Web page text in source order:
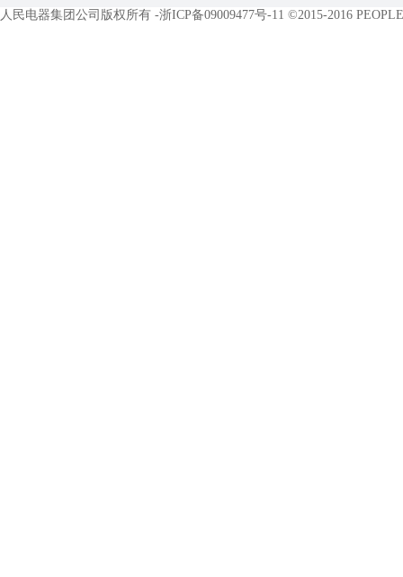
人民电器集团公司版权所有 -浙ICP备09009477号-11 ©2015-2016